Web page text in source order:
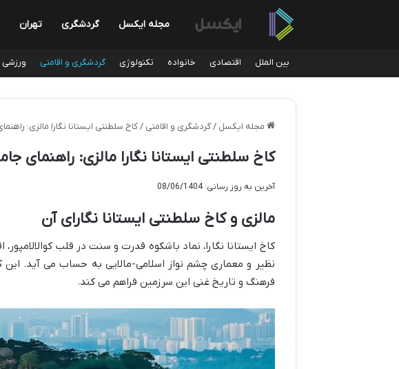
مجله ایکسل گردشگری تهران
بین الملل اقتصادی خانواده تکنولوژی گردشگری و اقامتی ورزشی
مجله ایکسل / گردشگری و اقامتی / کاخ سلطنتی ایستانا نگارا مالزی:
کاخ سلطنتی ایستانا نگارا مالزی: راهنمای
آخرین به روز رسانی: 08/06/1404
مالزی و کاخ سلطنتی ایستانا نگارای آن
کاخ ایستانا نگارا، نماد باشکوه قدرت و سنت در قلب
نظیر و معماری چشم نواز اسلامی-مالایی به حساب می آید.
فرهنگ و تاریخ غنی این سرزمین فراهم می کند.